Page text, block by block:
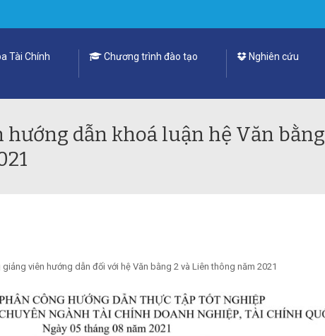
Tài Chính Chương trình đào tạo Nghiên cứu
hướng dẫn khoá luận hệ Văn bằng
viên hướng dẫn đối với hệ Văn bằng 2 và Liên thông năm 2021